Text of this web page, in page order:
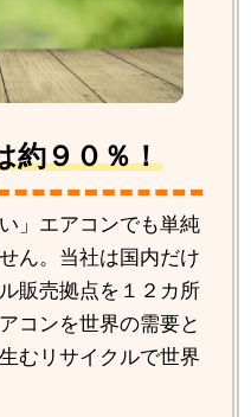
約９０％！
」エアコンでも単純
ん。当社は国内だけ
販売拠点を１２カ所
コンを世界の需要と
むリサイクルで世界